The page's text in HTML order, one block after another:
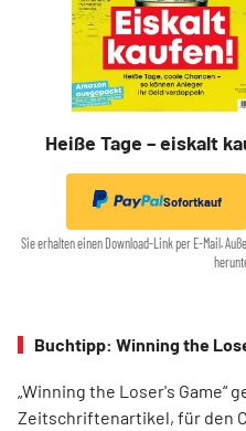
Heiße Tage – eiskalt
Sofortkauf
Sie erhalten einen Download-Link per E-Mail.
Buchtipp: Winning the
„Winning the Loser's Game“
Zeitschriftenartikel, für den